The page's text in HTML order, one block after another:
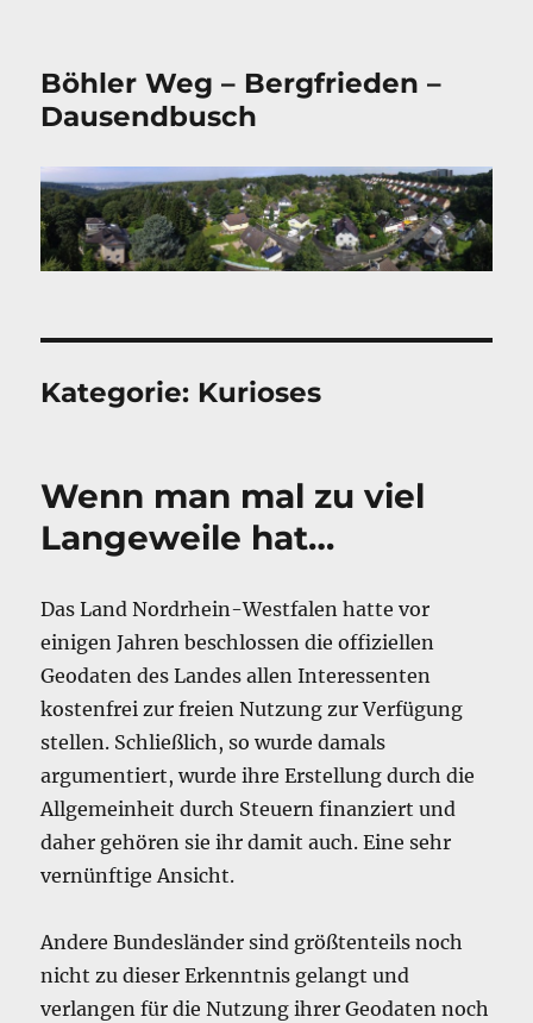
Böhler Weg – Bergfrieden –
Dausendbusch
Kategorie: Kurioses
Wenn man mal zu viel
Langeweile hat…
Das Land Nordrhein-Westfalen hatte vor
einigen Jahren beschlossen die offiziellen
Geodaten des Landes allen Interessenten
kostenfrei zur freien Nutzung zur Verfügung
stellen. Schließlich, so wurde damals
argumentiert, wurde ihre Erstellung durch die
Allgemeinheit durch Steuern finanziert und
daher gehören sie ihr damit auch. Eine sehr
vernünftige Ansicht.
Andere Bundesländer sind größtenteils noch
nicht zu dieser Erkenntnis gelangt und
verlangen für die Nutzung ihrer Geodaten noch